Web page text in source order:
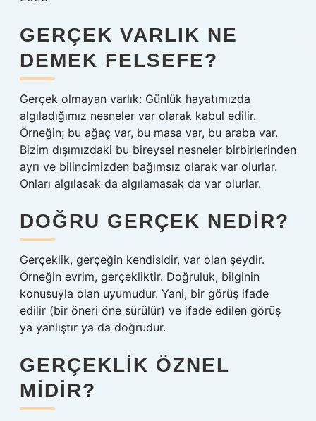
GERÇEK VARLIK NE
DEMEK FELSEFE?
Gerçek olmayan varlık: Günlük hayatımızda
algıladığımız nesneler var olarak kabul edilir.
Örneğin; bu ağaç var, bu masa var, bu araba var.
Bizim dışımızdaki bu bireysel nesneler birbirlerinden
ayrı ve bilincimizden bağımsız olarak var olurlar.
Onları algılasak da algılamasak da var olurlar.
DOĞRU GERÇEK NEDIR?
Gerçeklik, gerçeğin kendisidir, var olan şeydir.
Örneğin evrim, gerçekliktir. Doğruluk, bilginin
konusuyla olan uyumudur. Yani, bir görüş ifade
edilir (bir öneri öne sürülür) ve ifade edilen görüş
ya yanlıştır ya da doğrudur.
GERÇEKLIK ÖZNEL
MIDIR?